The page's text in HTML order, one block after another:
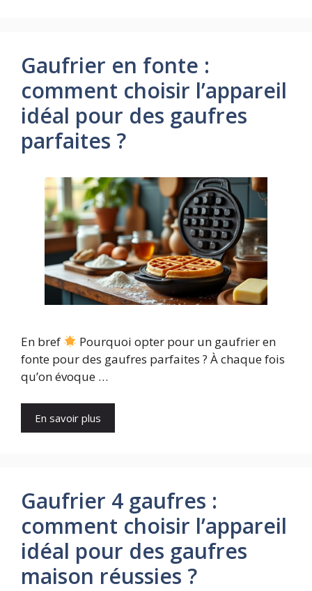
Gaufrier en fonte :
comment choisir l’appareil
idéal pour des gaufres
parfaites ?
En bref
Pourquoi opter pour un gaufrier en
fonte pour des gaufres parfaites ? À chaque fois
qu’on évoque …
En savoir plus
Gaufrier 4 gaufres :
comment choisir l’appareil
idéal pour des gaufres
maison réussies ?